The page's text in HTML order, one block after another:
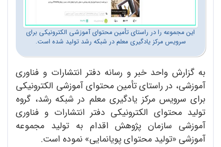
این مجموعه را در راستای تأمین محتوای آموزشی الکترونیکی برای
سرویس مرکز یادگیری معلم در شبکه رشد تولید شده است.
به گزارش واحد خبر و رسانه دفتر انتشارات و فناوری
آموزشی، در راستای تأمین محتوای آموزشی الکترونیکی
برای سرویس مرکز یادگیری معلم در شبکه رشد، گروه
تولید محتوای الکترونیکی دفتر انتشارات و فناوری
آموزشی سازمان پژوهش اقدام به تولید مجموعه
آموزشی «تولید محتوای پویانمایی» نموده است.